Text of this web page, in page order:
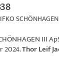
III
2024.Thor Leif